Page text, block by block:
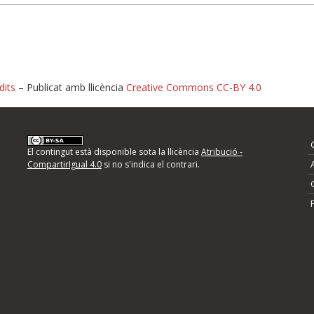
d'errors
següents i descriviu quina és la millora que
– Publicat amb llicència Creative Commons CC-BY 4.0
El contingut està disponible sota la llicència Atribució -
CompartirIgual 4.0si no s'indica el contrari.